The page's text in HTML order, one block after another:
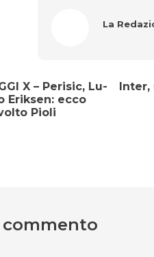
La
X – Perisic, Lu-
Eriksen: ecco
Pioli
commento